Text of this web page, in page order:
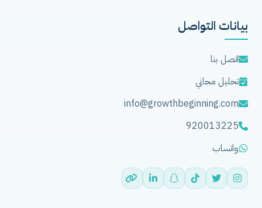
بيانات التواصل
اتصل بنا
تحليل مجاني
info@growthbeginning.com
920013225
واتساب